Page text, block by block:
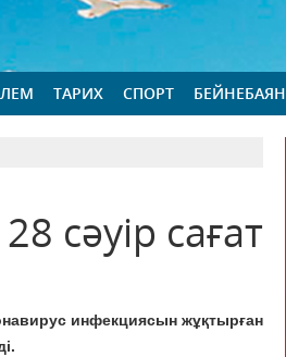
ТАРИХ СПОРТ БЕЙНЕБАЯН
сәуір сағат
инфекциясын жұқтырған